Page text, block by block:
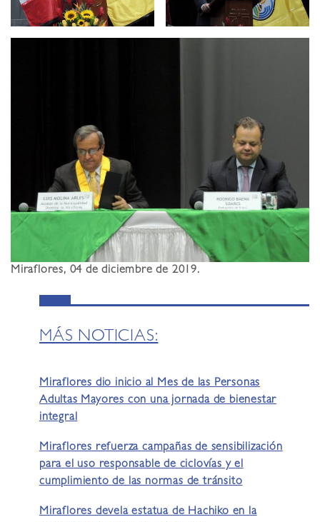
Miraflores, 04 de diciembre de 2019.
MÁS NOTICIAS:
Miraflores dio inicio al Mes de las Personas
Adultas Mayores con una jornada de bienestar
integral
Miraflores refuerza campañas de sensibilización
para el uso responsable de ciclovías y el
cumplimiento de las normas de tránsito
Miraflores devela estatua de Hachiko en la